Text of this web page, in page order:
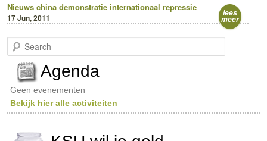
Nieuws china demonstratie internationaal repressie
17 Jun, 2011 lees
meer
e
c
h
Agenda
Geen evenementen
Bekijk hier alle activiteiten